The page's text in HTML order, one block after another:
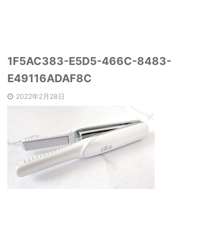
1F5AC383-E5D5-466C-8483-
E49116ADAF8C
2022年2月28日